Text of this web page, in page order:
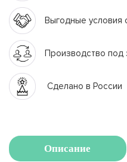
Выгодные условия
Производство под
Сделано в России
Описание